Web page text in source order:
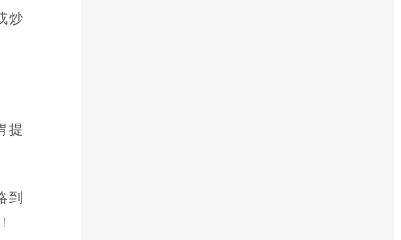
炒
提
到